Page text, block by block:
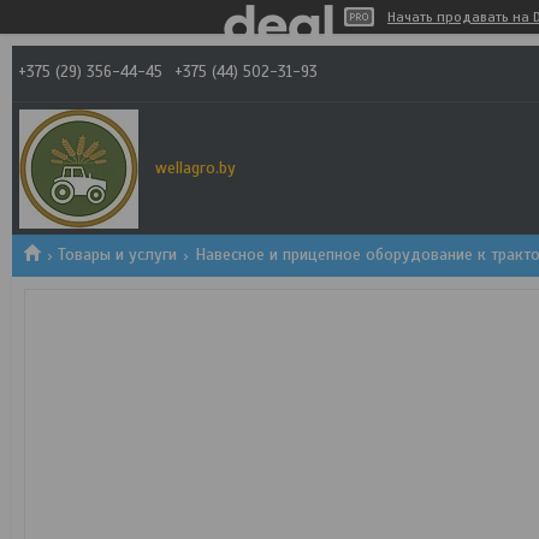
Начать продавать на
+375 (29) 356-44-45 +375 (44) 502-31-93
wellagro.by
Товары и услуги Навесное и прицепное оборудование к